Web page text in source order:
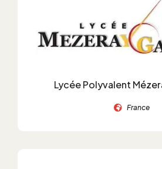
Lycée Polyvalent
France